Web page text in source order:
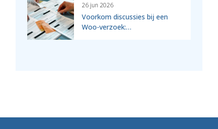
26 jun 2026
Voorkom discussies bij een
Woo-verzoek:…